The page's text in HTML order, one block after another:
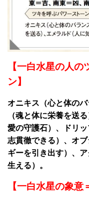
【一白水星の人
ン】
オニキス（心と体の
（魂と体に栄養を送
愛の守護石）、ドリ
志貫徹できる）、オ
ギーを引き出す）、
生える）。
【一白水星の象意